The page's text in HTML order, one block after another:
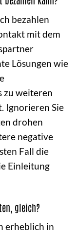
bezahlen
mit dem
Lösungen wie
zu weiteren
Ignorieren Sie
drohen
negative
Fall die
Einleitung
gleich?
erheblich in